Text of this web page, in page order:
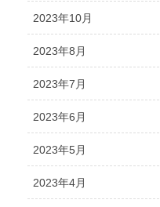
2023年10月
2023年8月
2023年7月
2023年6月
2023年5月
2023年4月